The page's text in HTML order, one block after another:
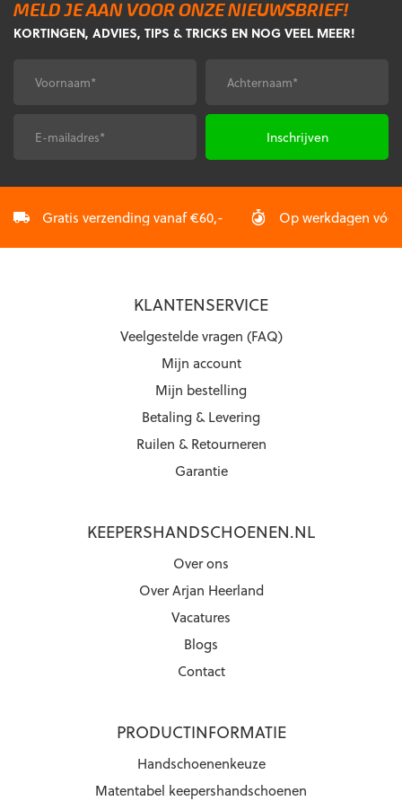
MELD JE AAN VOOR ONZE NIEUWSBRIEF!
KORTINGEN, ADVIES, TIPS & TRICKS EN NOG VEEL MEER!
Voornaam* Achternaam*
Gratis verzending vanaf €60,- Op werkdagen
KLANTENSERVICE
Veelgestelde vragen (FAQ)
Mijn account
Mijn bestelling
Betaling & Levering
Ruilen & Retourneren
Garantie
KEEPERSHANDSCHOENEN.NL
Over ons
Over Arjan Heerland
Vacatures
Blogs
Contact
PRODUCTINFORMATIE
Handschoenenkeuze
Matentabel keepershandschoenen